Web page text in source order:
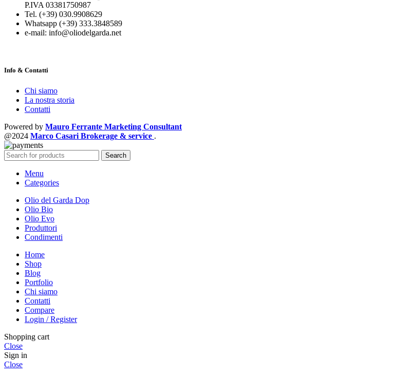
P.IVA 03381750987
Tel. (+39) 030.9908629
Whatsapp (+39) 333.3848589
e-mail: info@oliodelgarda.net
Info & Contatti
Chi siamo
La nostra storia
Contatti
Powered by Mauro Ferrante Marketing Consultant
@2024 Marco Casari Brokerage & service .
Search
Menu
Categories
Olio del Garda Dop
Olio Bio
Olio Evo
Produttori
Condimenti
Home
Shop
Blog
Portfolio
Chi siamo
Contatti
Compare
Login / Register
Shopping cart
Close
Sign in
Close